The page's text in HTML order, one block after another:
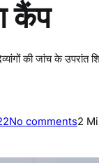
कैंप
की जांच के
No commentso
1
2